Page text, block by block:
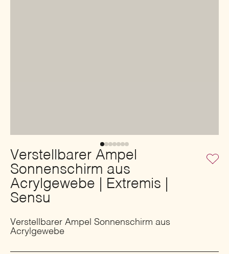
Verstellbarer Ampel
Sonnenschirm aus
Acrylgewebe | Extremis |
Sensu
Verstellbarer Ampel Sonnenschirm aus
Acrylgewebe